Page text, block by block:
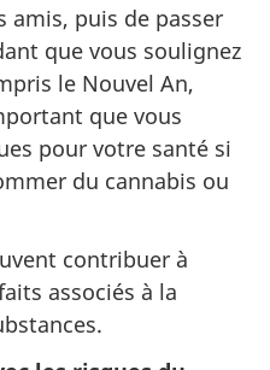
amis, puis de passer
que vous soulignez
le Nouvel An,
que vous
pour votre santé si
du cannabis ou
contribuer à
associés à la